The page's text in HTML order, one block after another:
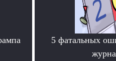
5 фатальных